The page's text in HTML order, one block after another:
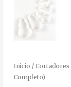
Inicio / Cortadores
Completo)